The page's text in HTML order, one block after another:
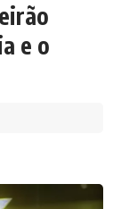
e o